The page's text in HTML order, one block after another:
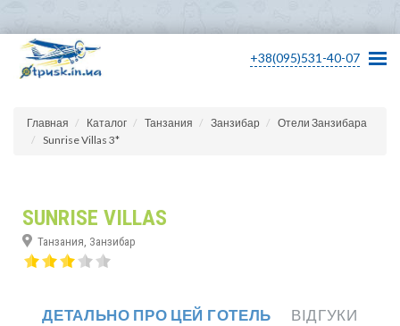
+38(095)531-40-07
Главная Каталог Танзания Занзибар
Отели Занзибара
Sunrise Villas 3*
SUNRISE VILLAS
Танзания, Занзибар
ДЕТАЛЬНО ПРО ЦЕЙ ГОТЕЛЬ
ВІДГУКИ